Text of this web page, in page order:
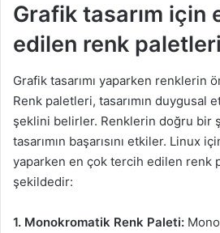
Grafik tasarım için
edilen renk paletleri
Grafik tasarımı yaparken renklerin
Renk paletleri, tasarımın duygusal
şeklini belirler. Renklerin doğru bir
tasarımın başarısını etkiler. Linux
yaparken en çok tercih edilen renk
şekildedir:
1. Monokromatik Renk Paleti: